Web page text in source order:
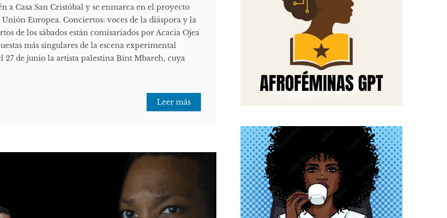
a Casa San Cristóbal y se enmarca en el proyecto
Europea. Conciertos: voces de la diáspora y la
de los sábados están comisariados por Acacia Ojea
más singulares de la escena experimental
de junio la artista palestina Bint Mbareh, cuya
Leer más